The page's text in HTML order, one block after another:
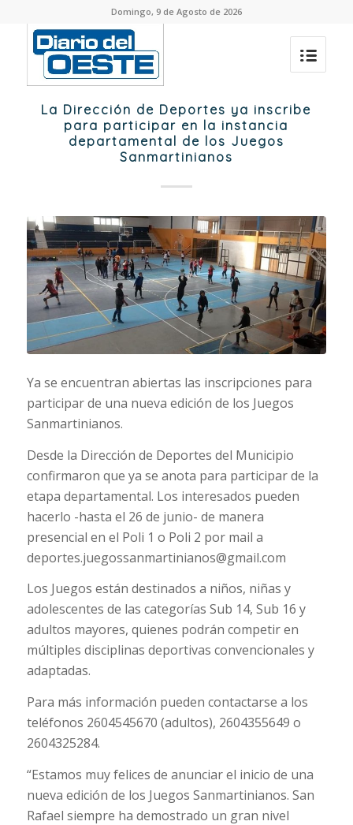
Domingo, 9 de Agosto de 2026
La Dirección de Deportes ya inscribe
para participar en la instancia
departamental de los Juegos
Sanmartinianos
Ya se encuentran abiertas las inscripciones para
participar de una nueva edición de los Juegos
Sanmartinianos.
Desde la Dirección de Deportes del Municipio
confirmaron que ya se anota para participar de la
etapa departamental. Los interesados pueden
hacerlo -hasta el 26 de junio- de manera
presencial en el Poli 1 o Poli 2 por mail a
deportes.juegossanmartinianos@gmail.com
Los Juegos están destinados a niños, niñas y
adolescentes de las categorías Sub 14, Sub 16 y
adultos mayores, quienes podrán competir en
múltiples disciplinas deportivas convencionales y
adaptadas.
Para más información pueden contactarse a los
teléfonos 2604545670 (adultos), 2604355649 o
2604325284.
“Estamos muy felices de anunciar el inicio de una
nueva edición de los Juegos Sanmartinianos. San
Rafael siempre ha demostrado un gran nivel